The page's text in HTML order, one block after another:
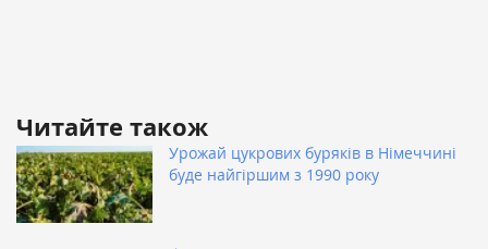
Читайте також
Урожай цукрових буряків в Німеччині
буде найгіршим з 1990 року